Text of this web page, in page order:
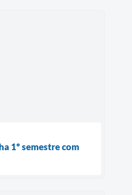
1º semestre com